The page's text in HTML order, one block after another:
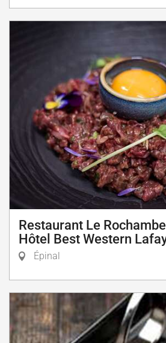
Restaurant Le
Hôtel Best Western
Épinal